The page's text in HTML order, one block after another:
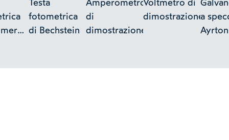
Testa
fotometrica
di Bechstein
Amperometro
di
dimostrazione
Voltmetro di
dimostrazionea
Ayrton